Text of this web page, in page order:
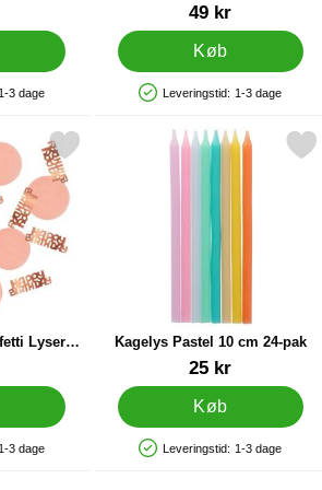
På lager
1-3 dage
49 kr
Køb
Produkttilgængelighed: På lager
Leveringstid: 1-3 dage
Lyserød
På lager
1-3 dage
Lyserød & Rosaguld som favorit
Kagelys Pastel 10 cm 24-pak
25 kr
Køb
Produkttilgængelighed: På lager
Leveringstid: 1-3 dage
Markér kagelys Pastel 10